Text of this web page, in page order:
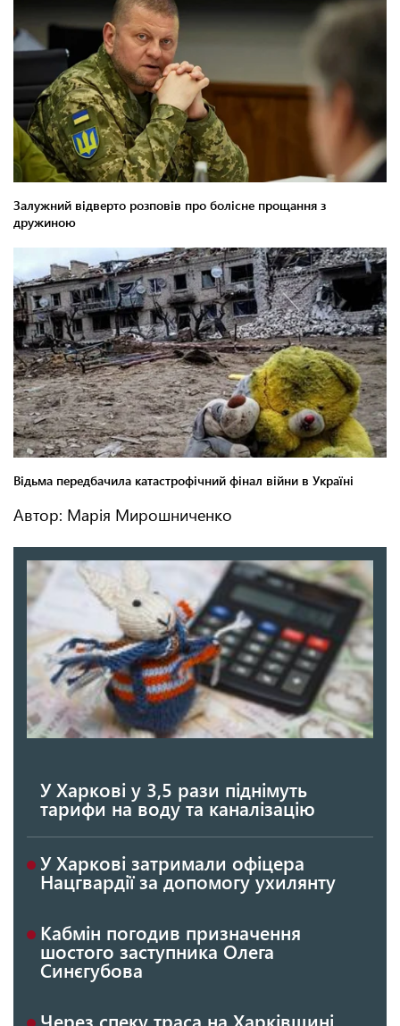
Автор: Марія Мирошниченко
У Харкові у 3,5 рази піднімуть
тарифи на воду та каналізацію
У Харкові затримали офіцера
Нацгвардії за допомогу ухилянту
Кабмін погодив призначення
шостого заступника Олега
Синєгубова
Через спеку траса на Харківщині